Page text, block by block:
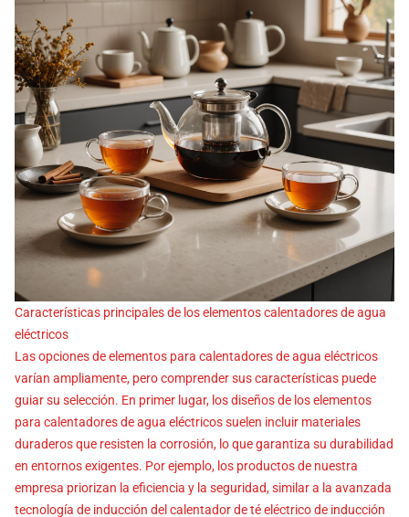
Características principales de los elementos calentadores de agua
eléctricos
Las opciones de elementos para calentadores de agua eléctricos
varían ampliamente, pero comprender sus características puede
guiar su selección. En primer lugar, los diseños de los elementos
para calentadores de agua eléctricos suelen incluir materiales
duraderos que resisten la corrosión, lo que garantiza su durabilidad
en entornos exigentes. Por ejemplo, los productos de nuestra
empresa priorizan la eficiencia y la seguridad, similar a la avanzada
tecnología de inducción del calentador de té eléctrico de inducción